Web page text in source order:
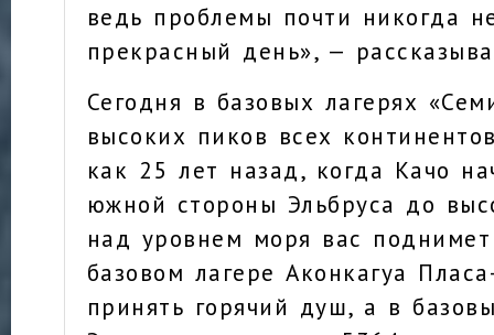
ведь проблемы почти никогда
прекрасный день», —
Сегодня в базовых лагерях
высоких пиков всех
как 25 лет назад, когда Качо
южной стороны Эльбруса до
над уровнем моря вас
базовом лагере Аконкагуа
принять горячий душ, а в